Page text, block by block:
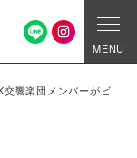
MENU
響楽団メンバーがビ